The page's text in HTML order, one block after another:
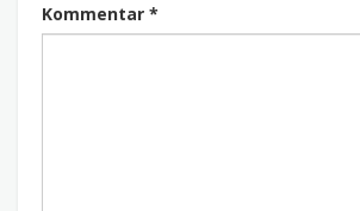
Kommentar *